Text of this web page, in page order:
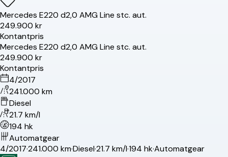
Mercedes E220 d2,0 AMG Line stc. aut.
249.900 kr
Kontantpris
Mercedes E220 d2,0 AMG Line stc. aut.
249.900 kr
Kontantpris
4/2017
241.000 km
Diesel
21.7 km/l
194 hk
Automatgear
4/2017·241.000 km·Diesel·21.7 km/l·194 hk·Automatgear